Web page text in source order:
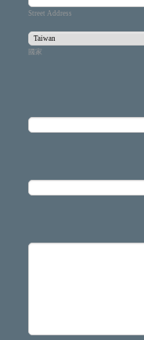
Street Address
國家